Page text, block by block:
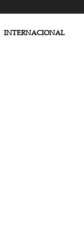
INTERNACIONAL